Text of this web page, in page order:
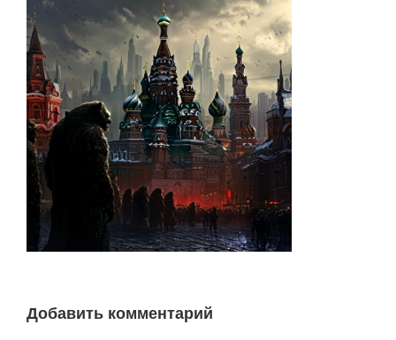
Добавить комментарий